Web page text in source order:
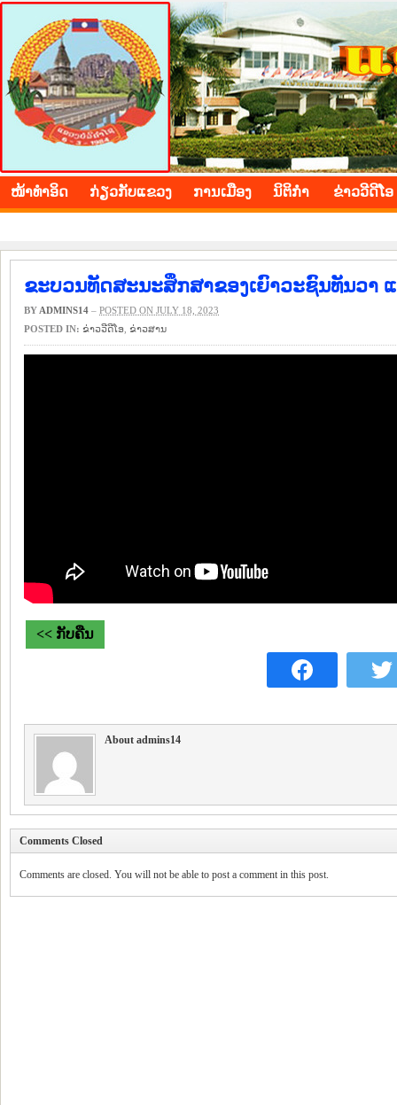
BOLIKHAMXAY PROVINCE
ໜ້າ​ທຳ​ອິດ ​ກ່ຽວ​ກັບ​ແຂວງ ​ການ​ເມືອງ ນິ​ຕິ​ກຳ ຂ່າວ​ວີ​ດີ​ໂອ
ຂະບວນທັດສະນະສຶກສາຂອງເຍົາວະຊົນທັນວາ
BY ADMINS14 – POSTED ON JULY 18, 2023
POSTED IN: ຂ່າວ​ວີ​ດີ​ໂອ ​ຂ່າວ​ສານ
<< ກັບຄືນ
About admins14
Comments Closed
Comments are closed. You will not be able to post a comment in this post.